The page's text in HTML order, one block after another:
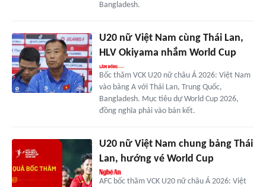
Bangladesh.
U20 nữ Việt Nam cùng Thái Lan,
HLV Okiyama nhắm World Cup
Bốc thăm VCK U20 nữ châu Á 2026: Việt Nam
vào bảng A với Thái Lan, Trung Quốc,
Bangladesh. Mục tiêu dự World Cup 2026,
đồng nghĩa phải vào bán kết.
U20 nữ Việt Nam chung bảng Thái
Lan, hướng vé World Cup
AFC bốc thăm VCK U20 nữ châu Á 2026: Việt